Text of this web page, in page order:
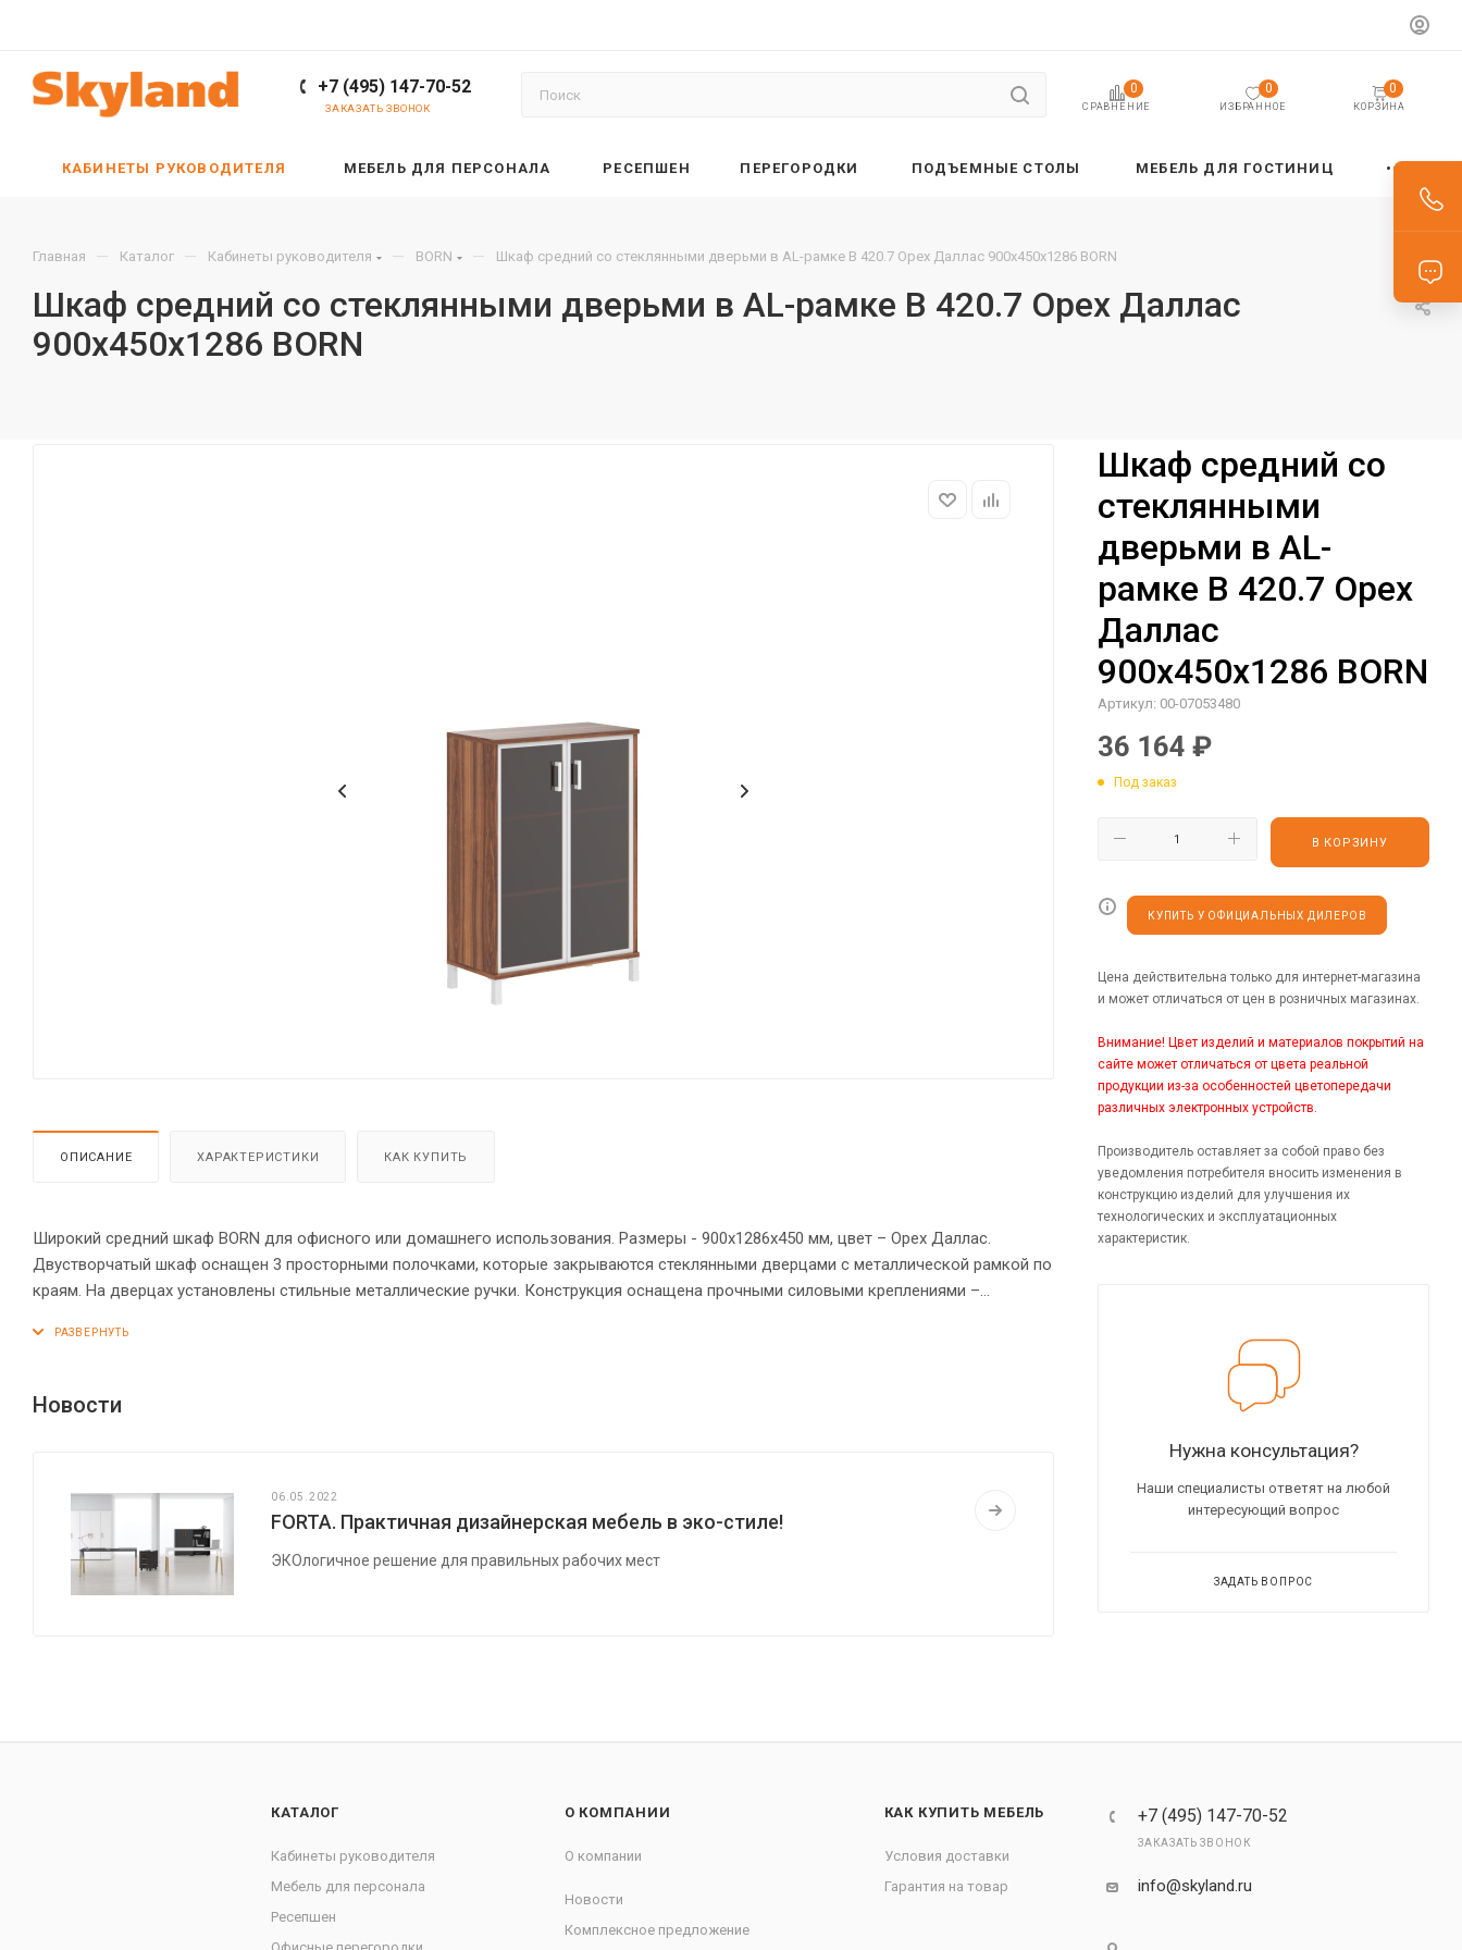
+7 (495) 147-70-52
ЗАКАЗАТЬ ЗВОНОК СРАВНЕНИЕ
0
ИЗБРАННОЕ
0
КОРЗИНА
0
КАБИНЕТЫ РУКОВОДИТЕЛЯ МЕБЕЛЬ ДЛЯ ПЕРСОНАЛА РЕСЕПШЕН ПЕРЕГОРОДКИ ПОДЪЕМНЫЕ СТОЛЫ МЕБЕЛЬ ДЛЯ ГОСТИНИЦ
Главная — Каталог — Кабинеты руководителя — BORN — Шкаф средний со стеклянными дверьми в AL-рамке B 420.7 Орех Даллас 900х450х1286 BORN
Шкаф средний со стеклянными дверьми в AL-рамке B 420.7 Орех Даллас
900х450х1286 BORN
ОПИСАНИЕ ХАРАКТЕРИСТИКИ КАК КУПИТЬ
Широкий средний шкаф BORN для офисного или домашнего использования. Размеры - 900х1286х450 мм, цвет – Орех Даллас.
Двустворчатый шкаф оснащен 3 просторными полочками, которые закрываются стеклянными дверцами с металлической рамкой по
краям. На дверцах установлены стильные металлические ручки. Конструкция оснащена прочными силовыми креплениями –
опоры обеспечат шкафу устойчивость на неровном полу.
Новости
06.05.2022
FORTA. Практичная дизайнерская мебель в эко-стиле!
ЭКОлогичное решение для правильных рабочих мест
Шкаф средний со
стеклянными
дверьми в AL-
рамке B 420.7 Орех
Даллас
900х450х1286 BORN
Артикул: 00-07053480
36 164 ₽
Под заказ
В КОРЗИНУ
КУПИТЬ У ОФИЦИАЛЬНЫХ ДИЛЕРОВ
Цена действительна только для интернет-магазина
и может отличаться от цен в розничных магазинах.
Внимание! Цвет изделий и материалов покрытий на
сайте может отличаться от цвета реальной
продукции из-за особенностей цветопередачи
различных электронных устройств.
Производитель оставляет за собой право без
уведомления потребителя вносить изменения в
конструкцию изделий для улучшения их
технологических и эксплуатационных
характеристик.
Нужна консультация?
Наши специалисты ответят на любой
интересующий вопрос
ЗАДАТЬ ВОПРОС
КАТАЛОГ
Кабинеты руководителя
Мебель для персонала
Ресепшен
О КОМПАНИИ
О компании
Новости
Комплексное предложение
КАК КУПИТЬ МЕБЕЛЬ
Условия доставки
Гарантия на товар
+7 (495) 147-70-52
ЗАКАЗАТЬ ЗВОНОК
info@skyland.ru